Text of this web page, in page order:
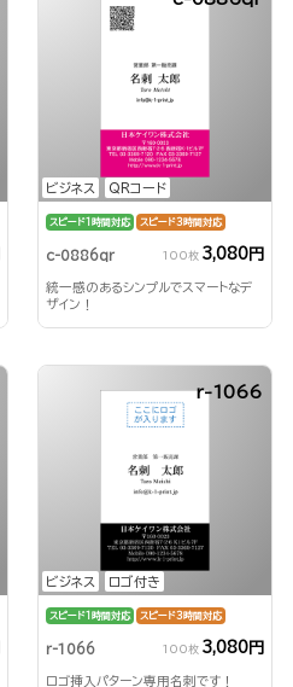
ビジネス QRコード
スピード1時間対応 スピード3時間対応
c-0886qr 100枚 3,080円
統一感のあるシンプルでスマートなデ
ザイン！
ビジネス ロゴ付き
r-1066
スピード1時間対応 スピード3時間対応
r-1066 100枚 3,080円
ロゴ挿入パターン専用名刺です！